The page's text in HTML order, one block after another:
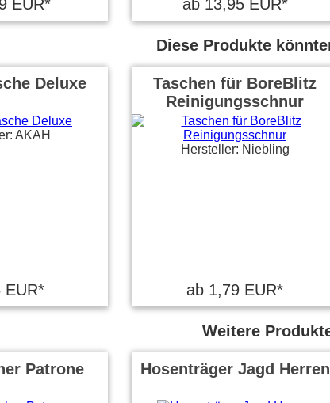
EUR* ab 13,95 EUR*
Diese Produkte
Deluxe
AKAH
EUR*
Taschen für BoreBlitz
Reinigungsschnur
Hersteller: Niebling
ab 1,79 EUR*
Weitere
Patrone Hosenträger Jagd Herren